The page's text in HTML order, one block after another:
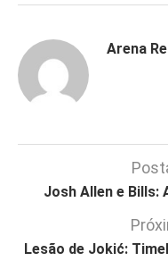
Arena
Josh Allen e Bills:
Lesão de Jokić: